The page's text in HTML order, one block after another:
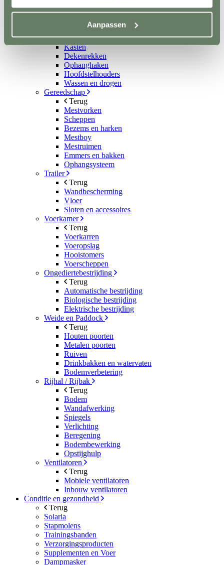
Aanpassen
Zadelkamer
Zadel- en tuigdragers
Zadel- en tuigkarren
Kasten
Dekenrekken
Ophanghaken
Hoofdstelhouders
Wassen en drogen
Gereedschap
Terug
Mestvorken
Scheppen
Bezems en harken
Mestboy
Mestruimen
Emmers en bakken
Ophangsysteem
Trailer
Terug
Wandbescherming
Vloer
Sloten en accessoires
Voerkamer
Terug
Voerkarren
Voeropslag
Hooistomers
Voerscheppen
Ongediertebestrijding
Terug
Automatische bestrijding
Biologische bestrijding
Elektrische bestrijding
Weide en Paddock
Terug
Houten poorten
Metalen poorten
Ruiven
Drinkbakken en watervaten
Bodemverbetering
Rijhal / Rijbak
Terug
Bodem
Wandafwerking
Spiegels
Verlichting
Beregening
Bodembewerking
Opstijghulp
Ventilatoren
Terug
Mobiele ventilatoren
Inbouw ventilatoren
Conditie en gezondheid
Terug
Solaria
Stapmolens
Trainingsbanden
Verzorgingsproducten
Supplementen en Voer
Dampmasker